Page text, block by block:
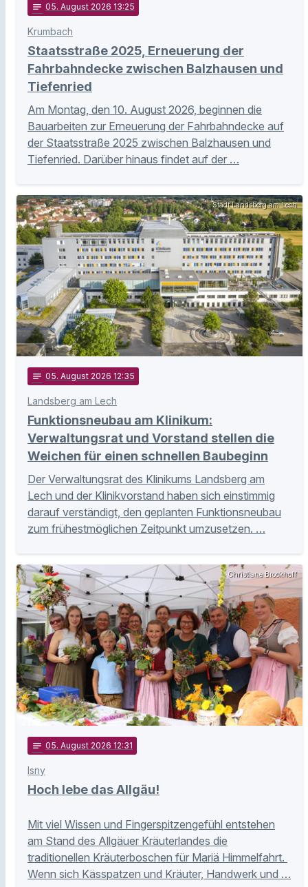
notes 05. August 2026 13:25
Krumbach
Staatsstraße 2025, Erneuerung der
Fahrbahndecke zwischen Balzhausen und
Tiefenried
Am Montag, den 10. August 2026, beginnen die
Bauarbeiten zur Erneuerung der Fahrbahndecke auf
der Staatsstraße 2025 zwischen Balzhausen und
Tiefenried. Darüber hinaus findet auf der …
Stadt Landsberg am Lech
notes 05. August 2026 12:35
Landsberg am Lech
Funktionsneubau am Klinikum:
Verwaltungsrat und Vorstand stellen die
Weichen für einen schnellen Baubeginn
Der Verwaltungsrat des Klinikums Landsberg am
Lech und der Klinikvorstand haben sich einstimmig
darauf verständigt, den geplanten Funktionsneubau
zum frühestmöglichen Zeitpunkt umzusetzen. …
Christiane Brockhoff
notes 05. August 2026 12:31
Isny
Hoch lebe das Allgäu!
Mit viel Wissen und Fingerspitzengefühl entstehen
am Stand des Allgäuer Kräuterlandes die
traditionellen Kräuterboschen für Mariä Himmelfahrt.
Wenn sich Kässpatzen und Kräuter, Handwerk und …